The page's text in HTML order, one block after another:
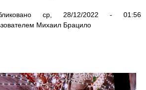
ср, 28/12/2022 - 01:56
Михаил Брацило